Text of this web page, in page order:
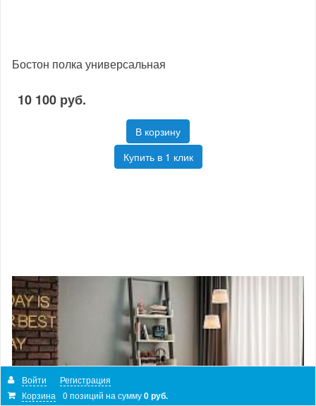
Бостон полка универсальная
10 100 руб.
В корзину
Купить в 1 клик
Войти
Регистрация
Корзина
0 позиций на сумму0 руб.